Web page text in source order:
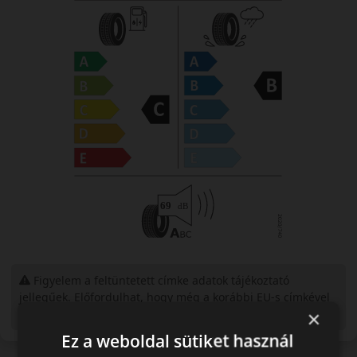
×
Ez a weboldal sütiket használ